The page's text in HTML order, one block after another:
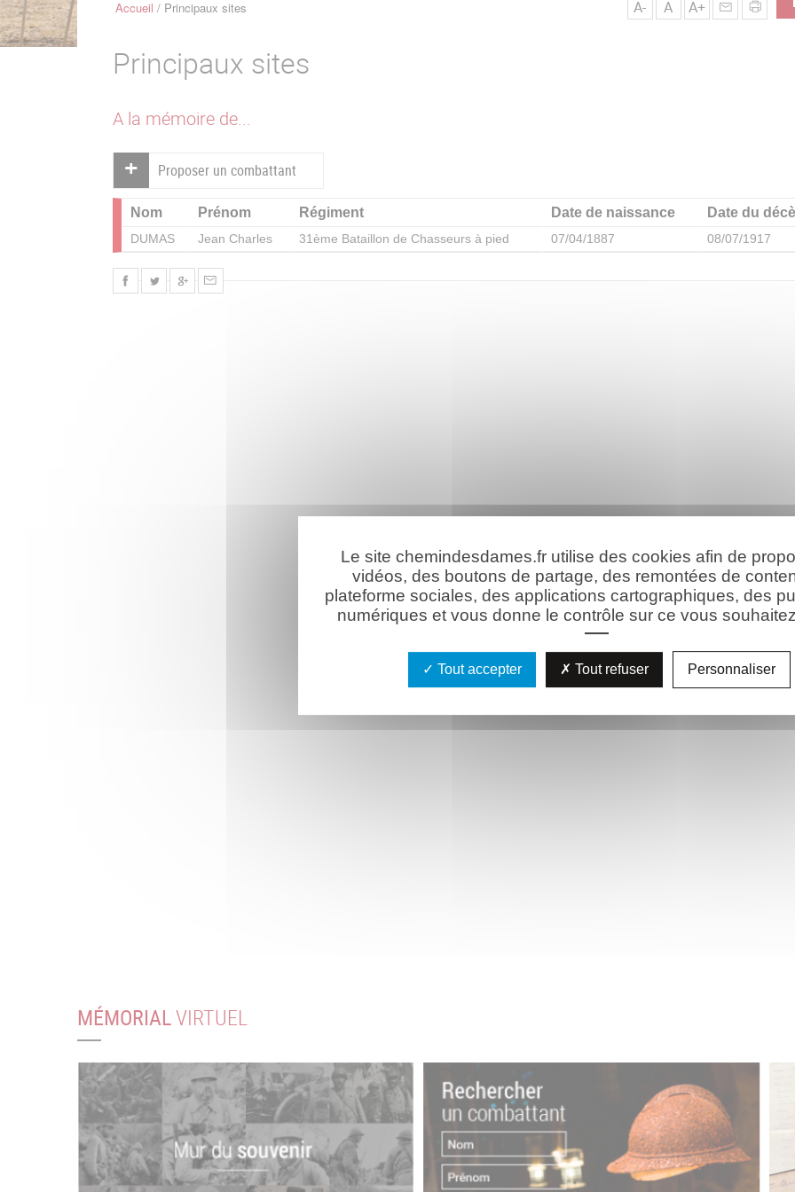
FilAccueil Principaux sites A- A A+
Principaux sites
A la mémoire de...
Proposer un combattant
Nom Prénom Régiment Date de naissance Date du
DUMAS Jean Charles 31ème Bataillon de Chasseurs à pied 07/04/1887 08/07/1917
MÉMORIALVIRTUEL
Le site chemindesdames.fr utilise des cookies afin de
vidéos, des boutons de partage, des remontées de
plateforme sociales, des applications cartographiques, des
numériques et vous donne le contrôle sur ce vous
Tout accepter Tout refuser Personnaliser